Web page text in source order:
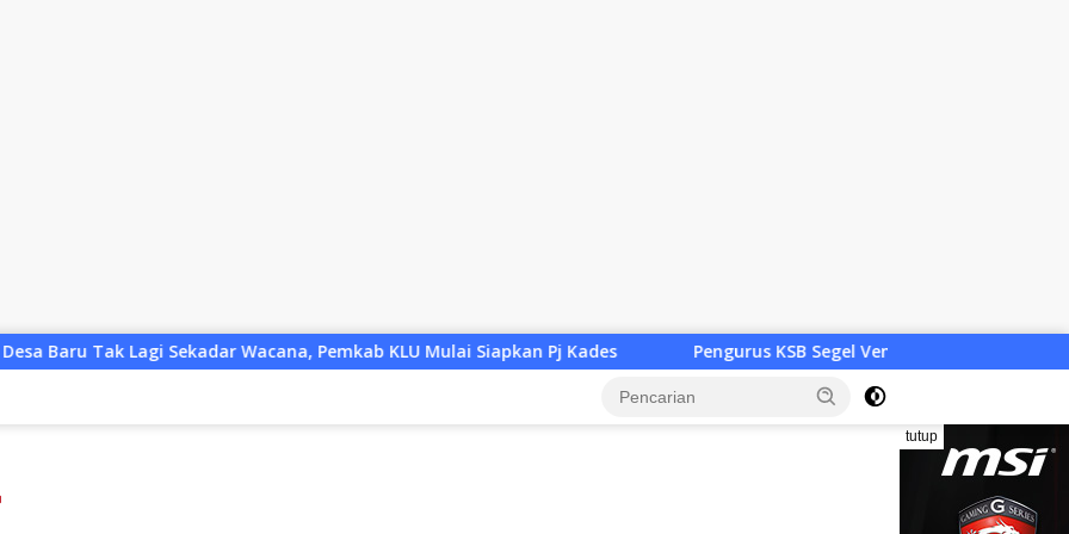
Wacana, Pemkab KLU Mulai Siapkan Pj Kades Pengurus KSB Segel Venue Panjat Tebing dan Sekretariat FPTI NTB,
tutup